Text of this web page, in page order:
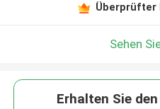
Überprüfter
Sehen
Erhalten Sie